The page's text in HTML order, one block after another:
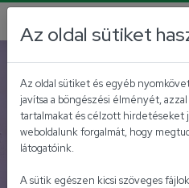
Az oldal sütiket
Az oldal sütiket és egyéb
javítsa a böngészési élményét,
tartalmakat és célzott hirdetéseket
weboldalunk forgalmát, hogy
látogatóink.
A sütik egészen kicsi szöveges